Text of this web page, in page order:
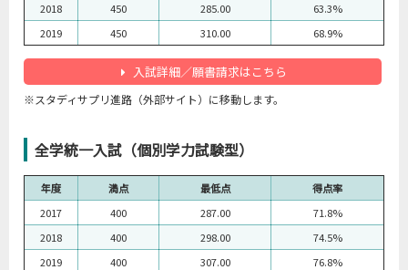
2018
450 285.00
63.3%
2019
450 310.00 68.9%
入試詳細／願書請求はこちら
※スタディサプリ進路（外部サイト）に移動します。
全学統一入試（個別学力試験型）
年度 満点 最低点
得点率
2017
400 287.00
71.8%
2018
400 298.00
74.5%
2019
400 307.00 76.8%